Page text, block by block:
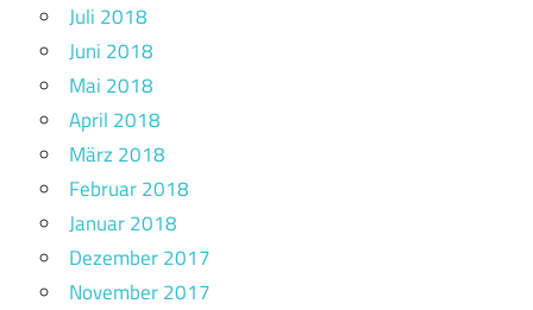
Juli 2018
Juni 2018
Mai 2018
April 2018
März 2018
Februar 2018
Januar 2018
Dezember 2017
November 2017